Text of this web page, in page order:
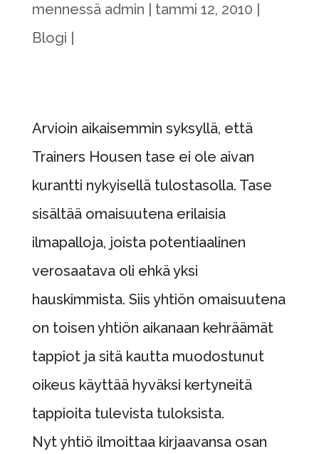
mennessä admin
tammi 12, 2010
Blogi
Arvioin aikaisemmin syksyllä, että
Trainers Housen tase ei ole aivan
kurantti nykyisellä tulostasolla. Tase
sisältää omaisuutena erilaisia
ilmapalloja, joista potentiaalinen
verosaatava oli ehkä yksi
hauskimmista. Siis yhtiön omaisuutena
on toisen yhtiön aikanaan kehräämät
tappiot ja sitä kautta muodostunut
oikeus käyttää hyväksi kertyneitä
tappioita tulevista tuloksista.
Nyt yhtiö ilmoittaa kirjaavansa osan